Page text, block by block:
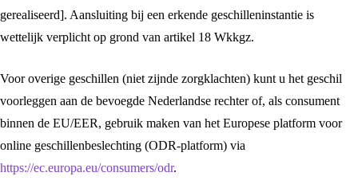
gerealiseerd]. Aansluiting bij een erkende geschilleninstantie is
wettelijk verplicht op grond van artikel 18 Wkkgz.
Voor overige geschillen (niet zijnde zorgklachten) kunt u het geschil
voorleggen aan de bevoegde Nederlandse rechter of, als consument
binnen de EU/EER, gebruik maken van het Europese platform voor
online geschillenbeslechting (ODR-platform) via
https://ec.europa.eu/consumers/odr.